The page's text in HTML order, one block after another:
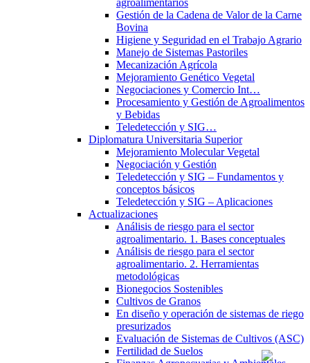
Gestión de la Cadena de Valor de la Carne
Bovina
Higiene y Seguridad en el Trabajo Agrario
Manejo de Sistemas Pastoriles
Mecanización Agrícola
Mejoramiento Genético Vegetal
Negociaciones y Comercio Int…
Procesamiento y Gestión de Agroalimentos
y Bebidas
Teledetección y SIG…
Diplomatura Universitaria Superior
Mejoramiento Molecular Vegetal
Negociación y Gestión
Teledetección y SIG – Fundamentos y
conceptos básicos
Teledetección y SIG – Aplicaciones
Actualizaciones
Análisis de riesgo para el sector
agroalimentario. 1. Bases conceptuales
Análisis de riesgo para el sector
agroalimentario. 2. Herramientas
metodológicas
Bionegocios Sostenibles
Cultivos de Granos
En diseño y operación de sistemas de riego
presurizados
Evaluación de Sistemas de Cultivos (ASC)
Fertilidad de Suelos